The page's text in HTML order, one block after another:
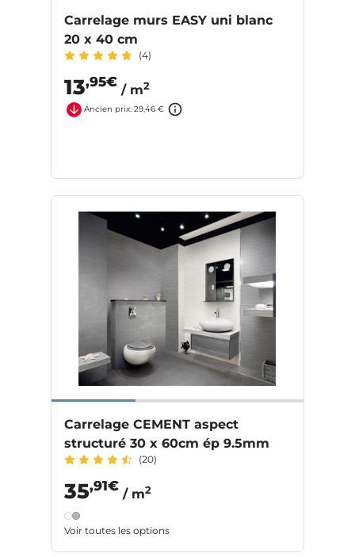
Carrelage murs EASY uni blanc
20 x 40 cm
(4)
13,95€
/ m2
Ancien prix: 29,46 €
Carrelage CEMENT aspect
structuré 30 x 60cm ép 9.5mm
(20)
35,91€
/ m2
Voir toutes les options